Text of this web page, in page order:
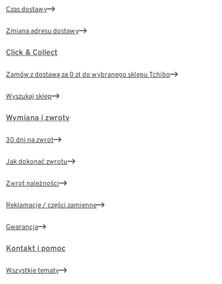
Czas dostawy
Zmiana adresu dostawy
Click & Collect
Zamów z dostawą za 0 zł do wybranego sklepu Tchibo
Wyszukaj sklep
Wymiana i zwroty
30 dni na zwrot
Jak dokonać zwrotu
Zwrot należności
Reklamacje / części zamienne
Gwarancja
Kontakt i pomoc
Wszystkie tematy